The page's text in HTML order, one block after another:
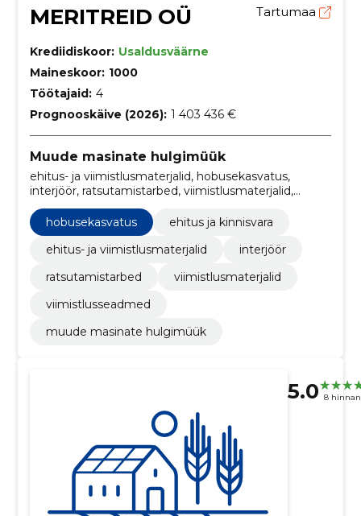
MERITREID OÜ Tartumaa
Krediidiskoor: Usaldusväärne
Maineskoor: 1000
Töötajaid: 4
Prognooskäive (2026): 1 403 436 €
Muude masinate hulgimüük
ehitus- ja viimistlusmaterjalid, hobusekasvatus,
interjöör, ratsutamistarbed, viimistlusmaterjalid,
viimistlusseadmed, ehitus ja kinnisvara
hobusekasvatus
ehitus ja kinnisvara
ehitus- ja viimistlusmaterjalid
interjöör
ratsutamistarbed
viimistlusmaterjalid
viimistlusseadmed
muude masinate hulgimüük
5.0 8